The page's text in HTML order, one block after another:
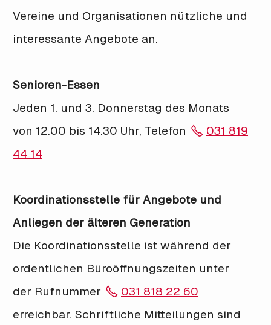
Vereine und Organisationen nützliche und
interessante Angebote an.
Senioren-Essen
Jeden 1. und 3. Donnerstag des Monats
von 12.00 bis 14.30 Uhr, Telefon
031 819
44 14
Koordinationsstelle für Angebote und
Anliegen der älteren Generation
Die Koordinationsstelle ist während der
ordentlichen Büroöffnungszeiten unter
der Rufnummer
031 818 22 60
erreichbar. Schriftliche Mitteilungen sind